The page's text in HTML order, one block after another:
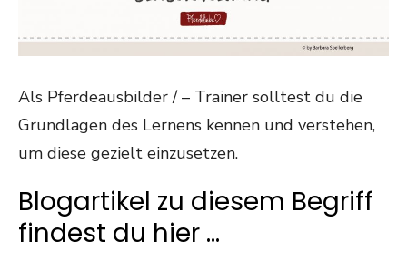
Als Pferdeausbilder / – Trainer solltest du die
Grundlagen des Lernens kennen und verstehen,
um diese gezielt einzusetzen.
Blogartikel zu diesem Begriff
findest du hier …